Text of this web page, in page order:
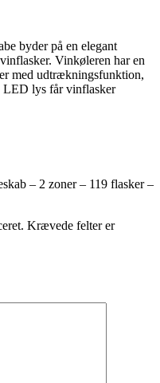
byder på en elegant
Vinkøleren har en
med udtrækningsfunktion,
LED lys får vinflasker
– 2 zoner – 119 flasker –
Krævede felter er